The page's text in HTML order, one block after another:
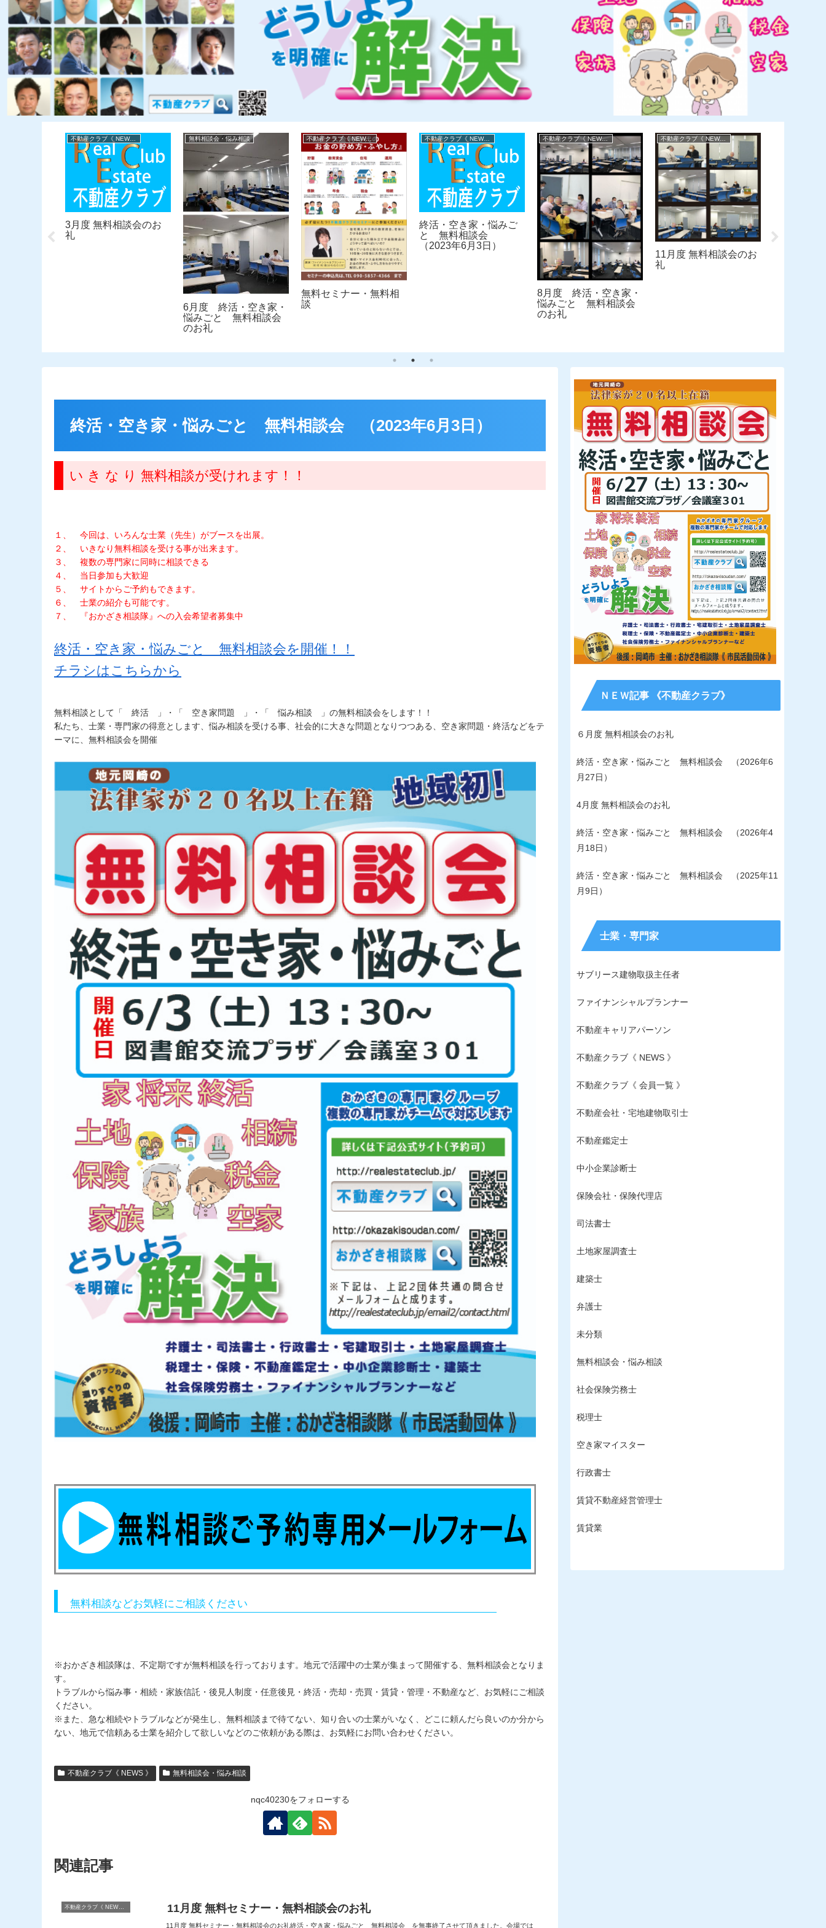
不動産クラブ《 NEWS 》
3月度 無料相談会のお
礼
無料相談会・悩み相談
6月度 終活・空き家・
悩みごと 無料相談会
のお礼
不動産クラブ《 NEWS 》
無料セミナー・無料相
談
不動産クラブ《 NEWS 》
終活・空き家・悩みご
と 無料相談会
（2023年6月3日）
不動産クラブ《 NEWS 》
8月度 終活・空き家・
悩みごと 無料相談会
のお礼
不動産クラブ《 NEWS 》
11月度 無料相談会のお
礼
礼
終活・空き家・悩みごと 無料相談会 （2023年6月3日）
い き な り 無料相談が受けれます！！
１、 今回は、いろんな士業（先生）がブースを出展。
２、 いきなり無料相談を受ける事が出来ます。
３、 複数の専門家に同時に相談できる
４、 当日参加も大歓迎
５、 サイトからご予約もできます。
６、 士業の紹介も可能です。
７、 『おかざき相談隊』への入会希望者募集中
終活・空き家・悩みごと 無料相談会を開催！！
チラシはこちらから
無料相談として「 終活 」・「 空き家問題 」・「 悩み相談 」の無料相談会をします！！
私たち、士業・専門家の得意とします、悩み相談を受ける事、社会的に大きな問題となりつつある、空き家問題・終活などをテ
ーマに、無料相談会を開催
無料相談などお気軽にご相談ください
※おかざき相談隊は、不定期ですが無料相談を行っております。地元で活躍中の士業が集まって開催する、無料相談会となりま
す。
トラブルから悩み事・相続・家族信託・後見人制度・任意後見・終活・売却・売買・賃貸・管理・不動産など、お気軽にご相談
ください。
※また、急な相続やトラブルなどが発生し、無料相談まで待てない、知り合いの士業がいなく、どこに頼んだら良いのか分から
ない、地元で信頼ある士業を紹介して欲しいなどのご依頼がある際は、お気軽にお問い合わせください。
不動産クラブ《 NEWS 》 無料相談会・悩み相談
nqc40230をフォローする
関連記事
11月度 無料セミナー・無料相談会のお礼
11月度 無料セミナー・無料相談会のお礼終活・空き家・悩みごと 無料相談会 を無事終了させて頂きました。会場では
ＮＥＷ記事 《不動産クラブ》
６月度 無料相談会のお礼
終活・空き家・悩みごと 無料相談会 （2026年6
月27日）
4月度 無料相談会のお礼
終活・空き家・悩みごと 無料相談会 （2026年4
月18日）
終活・空き家・悩みごと 無料相談会 （2025年11
月9日）
士業・専門家
サブリース建物取扱主任者
ファイナンシャルプランナー
不動産キャリアパーソン
不動産クラブ《 NEWS 》
不動産クラブ《 会員一覧 》
不動産会社・宅地建物取引士
不動産鑑定士
中小企業診断士
保険会社・保険代理店
司法書士
土地家屋調査士
建築士
弁護士
未分類
無料相談会・悩み相談
社会保険労務士
税理士
空き家マイスター
行政書士
賃貸不動産経営管理士
賃貸業